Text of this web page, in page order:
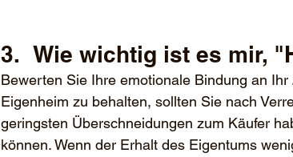
3.	Wie wichtig ist es
Bewerten Sie Ihre emotionale Bindung an
Eigenheim zu behalten, sollten Sie nach
geringsten Überschneidungen zum Käufer
können. Wenn der Erhalt des Eigentums